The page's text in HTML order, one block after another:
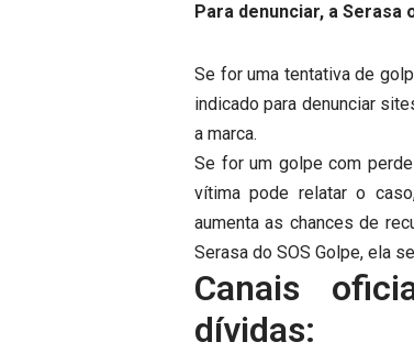
Para denunciar, a Serasa
Se for uma tentativa de
indicado para denunciar
a marca.
Se for um golpe com
vítima pode relatar o
aumenta as chances de
Serasa do SOS Golpe, ela
Canais
dívidas: